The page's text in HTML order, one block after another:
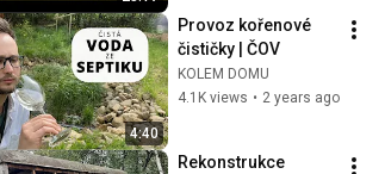
4:40
Provoz kořenové
čističky | ČOV
KOLEM DOMU
4.1K views • 2 years ago
Rekonstrukce